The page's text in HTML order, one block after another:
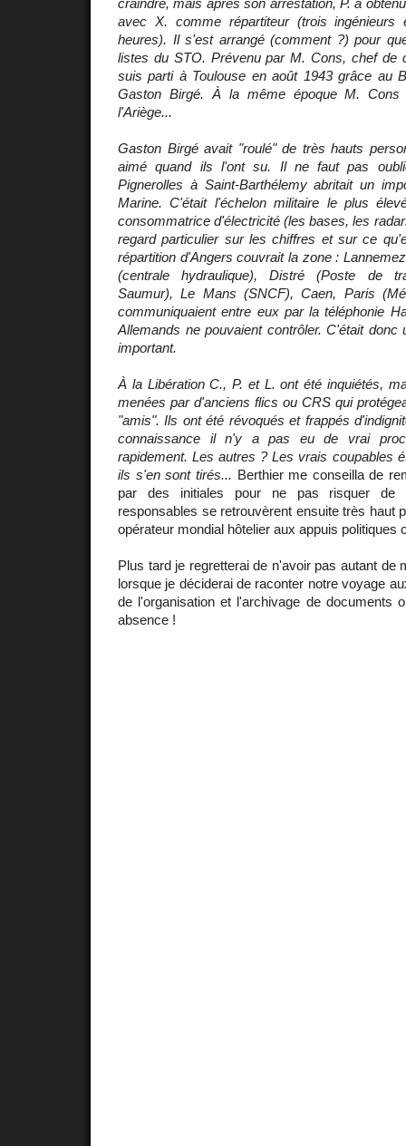
avec X. comme répartiteur (trois ingénieurs
heures). Il s'est arrangé (comment ?) pour
listes du STO. Prévenu par M. Cons, chef de
suis parti à Toulouse en août 1943 grâce au
Gaston Birgé. À la même époque M.
l'Ariège...
Gaston Birgé avait "roulé" de très hauts
aimé quand ils l'ont su. Il ne faut pas
Pignerolles à Saint-Barthélemy abritait un
Marine. C'était l'échelon militaire le plus
consommatrice d'électricité (les bases, les
regard particulier sur les chiffres et sur ce
répartition d'Angers couvrait la zone :
(centrale hydraulique), Distré (Poste de
Saumur), Le Mans (SNCF), Caen, Paris
communiquaient entre eux par la téléphonie
Allemands ne pouvaient contrôler. C'était
important.
À la Libération C., P. et L. ont été inquiétés,
menées par d'anciens flics ou CRS qui
"amis". Ils ont été révoqués et frappés
connaissance il n'y a pas eu de vrai
rapidement. Les autres ? Les vrais coupables
ils s'en sont tirés... Berthier me conseilla de
par des initiales pour ne pas risquer de
responsables se retrouvèrent ensuite très haut
opérateur mondial hôtelier aux appuis politiques
Plus tard je regretterai de n'avoir pas autant de
lorsque je déciderai de raconter notre voyage
de l'organisation et l'archivage de documents
absence !